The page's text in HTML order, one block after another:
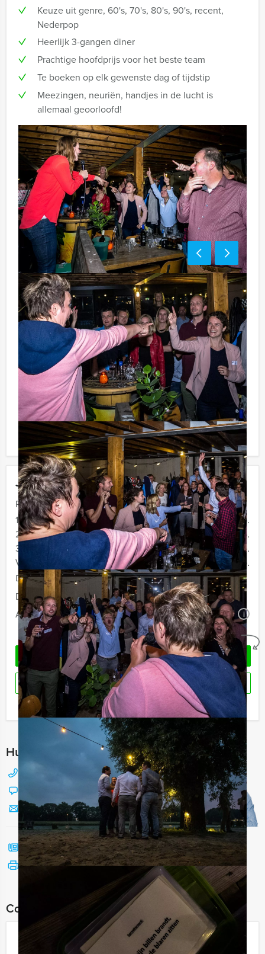
Jouw uitje
Prijs :
12 - 19 personen
€ 72,50 p.p.
20 - 29 personen
€ 69,50 p.p.
30 - 39 personen
€ 66,50 p.p.
Vanaf 40 personen
€ 64,50 p.p.
De prijzen zijn exclusief BTW
Duur:
4 uur
Aantal:
Minimaal 12 personen i
Geheel vrijblijvend
OFFERTE AANVRAGEN
RESERVEREN
Ik heb een vraag over dit uitje
Hulp nodig bij het kiezen?
Stuur ons een mailtje
Bel mij terug
Bekijk printbare versie
Keuze uit genre, 60's, 70's, 80's, 90's, recent,
Nederpop
Heerlijk 3-gangen diner
Prachtige hoofdprijs voor het beste team
Te boeken op elk gewenste dag of tijdstip
Meezingen, neuriën, handjes in de lucht is
allemaal geoorloofd!
Tip:
Niet telkens uw knip hoeven trekken om uw drankje af
te rekenen? Voor € 13,50 per persoon per uur (excl.
BTW) kunt u gebruikmaken van het drankarrangement,
waarbij u onbeperkt kunt genieten van bier, fris,
huiswijn, koffie en thee. Zo komt u ook achteraf niet
voor verrassingen te staan!
Komt u niet aan het minimale aantal deelnemers? Als u
bereid bent voor het minimale aantal te betalen, kunt u
ook gewoon voor minder personen boeken!
Combineer dit uitje met: